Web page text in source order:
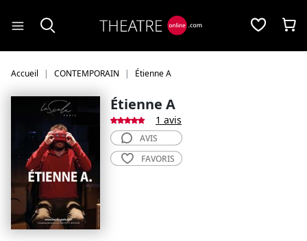
Accueil CONTEMPORAIN Étienne A
Étienne A
1 avis
AVIS
FAVORIS